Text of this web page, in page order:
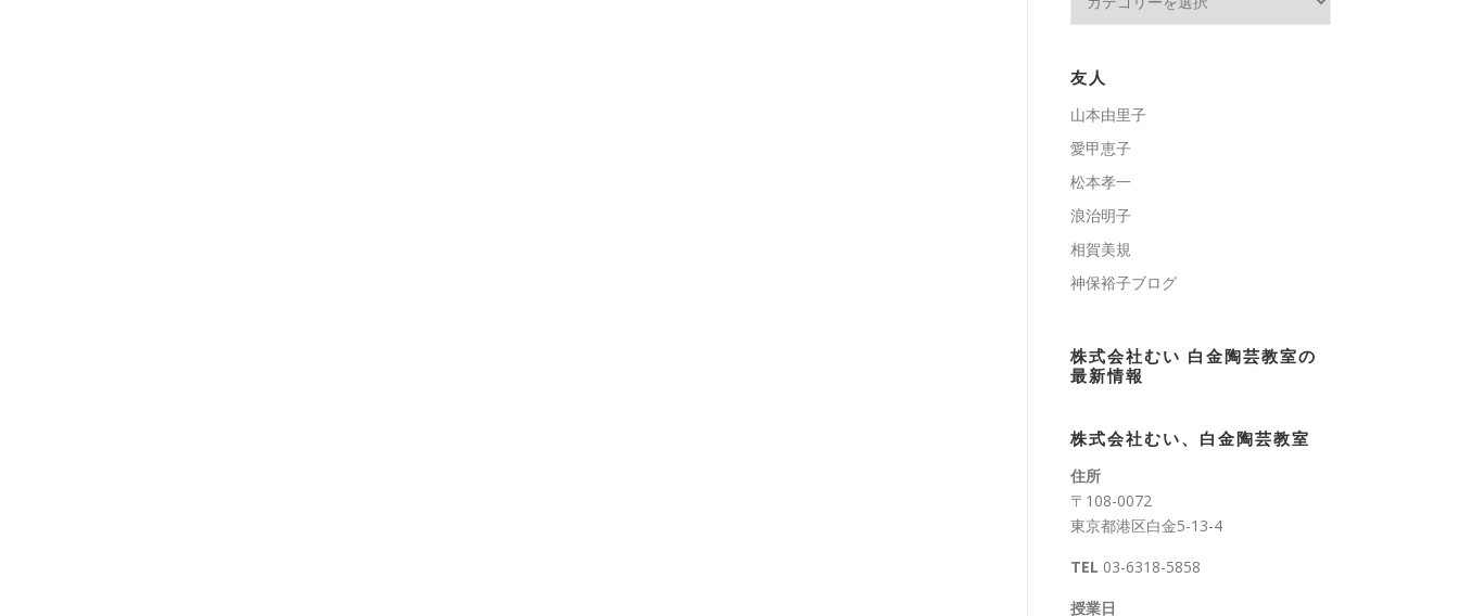
リ
ー
友人
山本由里子
愛甲恵子
松本孝一
浪治明子
相賀美規
神保裕子ブログ
株式会社むい 白金陶芸教室の
最新情報
株式会社むい、白金陶芸教室
住所
〒108-0072
東京都港区白金5-13-4
TEL 03-6318-5858
授業日